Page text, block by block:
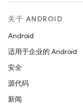
关于 ANDROID
Android
适用于企业的 Android
安全
源代码
新闻